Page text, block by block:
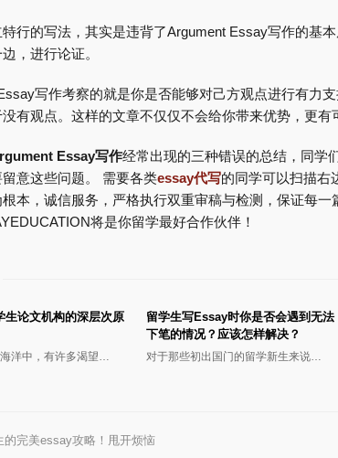
行的写法，其实是违背了Argument Essay写作的基
，进行论证。
写作考察的就是你是否能够对己方观点进行有力
有观点。这样的文章不仅仅不会给你带来优势，更有
Essay写作经常出现的三种错误的总结，同学
意这些问题。 需要各类essay代写的同学可以扫描右
本，诚信服务，严格执行双重审稿与检测，保证每
将是你留学最好合作伙伴！
生论文机构的深层次原
洋中，有许多渴望…
留学生写Essay时你是否会遇到无法
下笔的情况？应该怎样解决？
对于那些初出国门的留学新生来说…
的完美essay攻略！甩开烦恼